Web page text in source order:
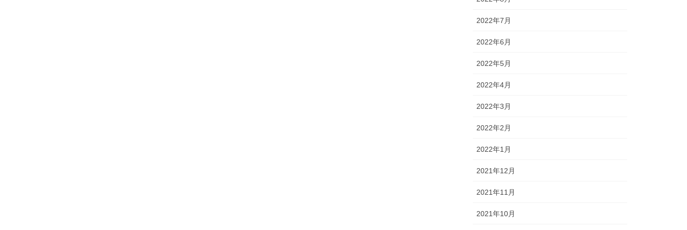
2022年7月
2022年6月
2022年5月
2022年4月
2022年3月
2022年2月
2022年1月
2021年12月
2021年11月
2021年10月